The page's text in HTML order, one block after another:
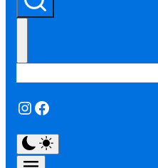
Instagram
Facebook